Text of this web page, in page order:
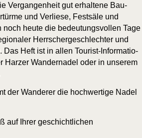
Ver­gan­gen­heit gut erhal­te­ne Bau­
und Ver­lie­se, Fest­sä­le und
noch heu­te die bedeu­tungs­vol­len Tage
Herr­scher­ge­schlech­ter und
Das Heft ist in allen Tou­rist-Infor­ma­tio­
Har­zer Wan­der­na­del oder in unse­rem
der Wan­de­rer die hoch­wer­ti­ge Nadel
auf Ihrer geschicht­li­chen